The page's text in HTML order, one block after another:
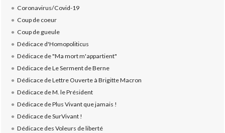
Coronavirus/Covid-19
Coup de coeur
Coup de gueule
Dédicace d'Homopoliticus
Dédicace de "Ma mort m'appartient"
Dédicace de Le Serment de Berne
Dédicace de Lettre Ouverte à Brigitte Macron
Dédicace de M. le Président
Dédicace de Plus Vivant que jamais !
Dédicace de SurVivant !
Dédicace des Voleurs de liberté